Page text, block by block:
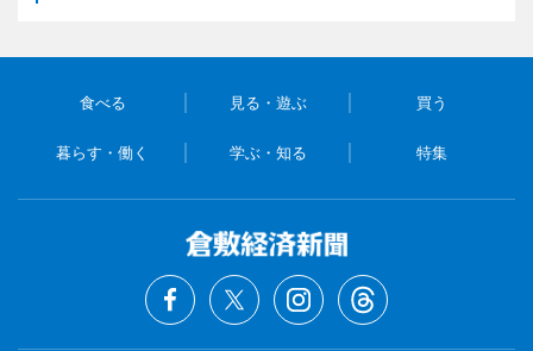
食べる 見る・遊ぶ 買う
暮らす・働く 学ぶ・知る 特集